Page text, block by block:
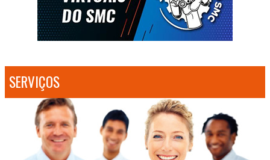
SERVIÇOS